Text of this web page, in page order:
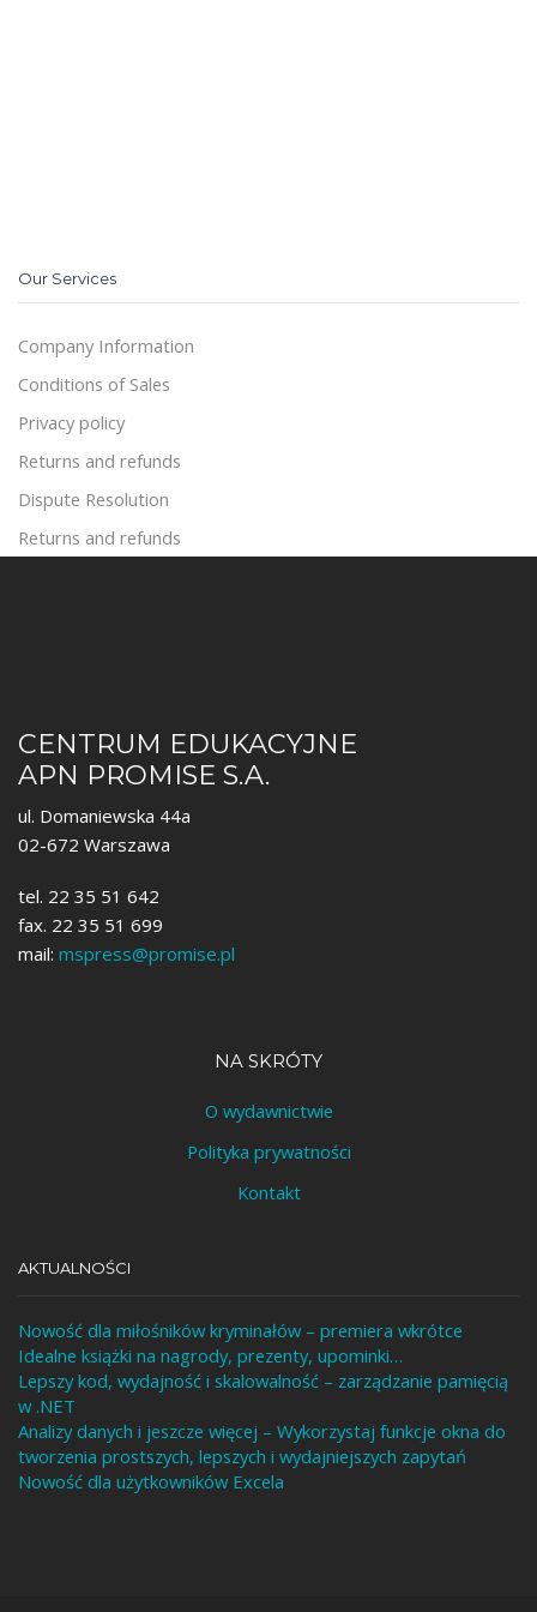
Our Services
Company Information
Conditions of Sales
Privacy policy
Returns and refunds
Dispute Resolution
Returns and refunds
CENTRUM EDUKACYJNE
APN PROMISE S.A.
ul. Domaniewska 44a
02-672 Warszawa
tel. 22 35 51 642
fax. 22 35 51 699
mail: mspress@promise.pl
NA SKRÓTY
O wydawnictwie
Polityka prywatności
Kontakt
AKTUALNOŚCI
Nowość dla miłośników kryminałów – premiera wkrótce
Idealne książki na nagrody, prezenty, upominki…
Lepszy kod, wydajność i skalowalność – zarządzanie pamięcią
w .NET
Analizy danych i jeszcze więcej – Wykorzystaj funkcje okna do
tworzenia prostszych, lepszych i wydajniejszych zapytań
Nowość dla użytkowników Excela